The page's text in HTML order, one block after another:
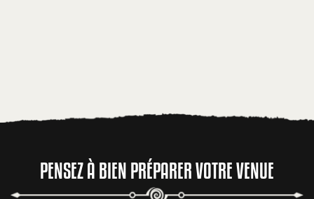
PENSEZ À BIEN PRÉPARER VOTRE VENUE